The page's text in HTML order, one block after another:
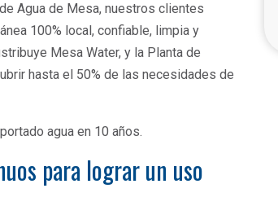
Agua de Mesa, nuestros clientes
100% local, confiable, limpia y
Mesa Water, y la Planta de
hasta el 50% de las necesidades de
agua en 10 años.
para lograr un uso